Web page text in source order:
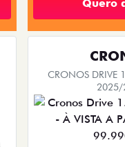
Quero
CRONOS DRIVE
2025/